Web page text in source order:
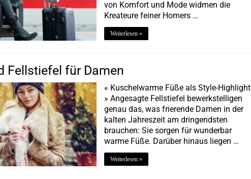
von Komfort und Mode widmen die
Kreateure feiner Homers …
Weiterlesen »
Fellstiefel für Damen
« Kuschelwarme Füße als Style-Highlight
» Angesagte Fellstiefel bewerkstelligen
genau das, was frierende Damen in der
kalten Jahreszeit am dringendsten
brauchen: Sie sorgen für wunderbar
warme Füße. Darüber hinaus liegen …
Weiterlesen »